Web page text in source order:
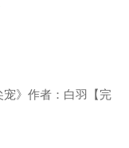
》作者：白羽【完